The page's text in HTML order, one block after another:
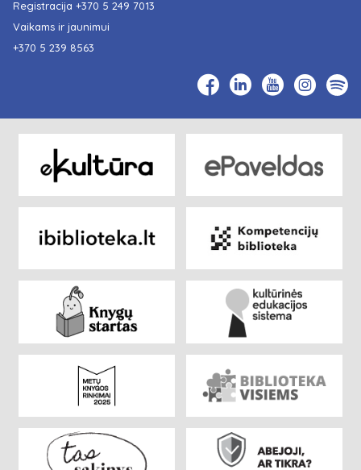
Registracija +370 5 249 7013
Vaikams ir jaunimui
+370 5 239 8563